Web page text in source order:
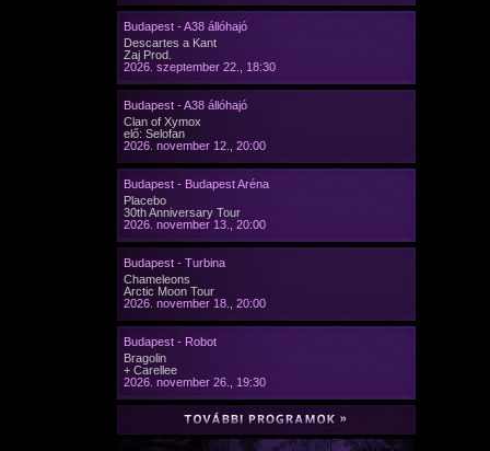
Budapest - A38 állóhajó
Descartes a Kant
Zaj Prod.
2026. szeptember 22., 18:30
Budapest - A38 állóhajó
Clan of Xymox
elő: Selofan
2026. november 12., 20:00
Budapest - Budapest Aréna
Placebo
30th Anniversary Tour
2026. november 13., 20:00
Budapest - Turbina
Chameleons
Arctic Moon Tour
2026. november 18., 20:00
Budapest - Robot
Bragolin
+ Carellee
2026. november 26., 19:30